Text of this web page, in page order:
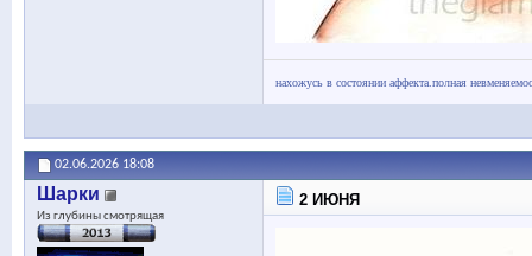
нахожусь в состоянии аффекта.полная
02.06.2026 18:08
Шарки
Из глубины смотрящая
2 ИЮНЯ